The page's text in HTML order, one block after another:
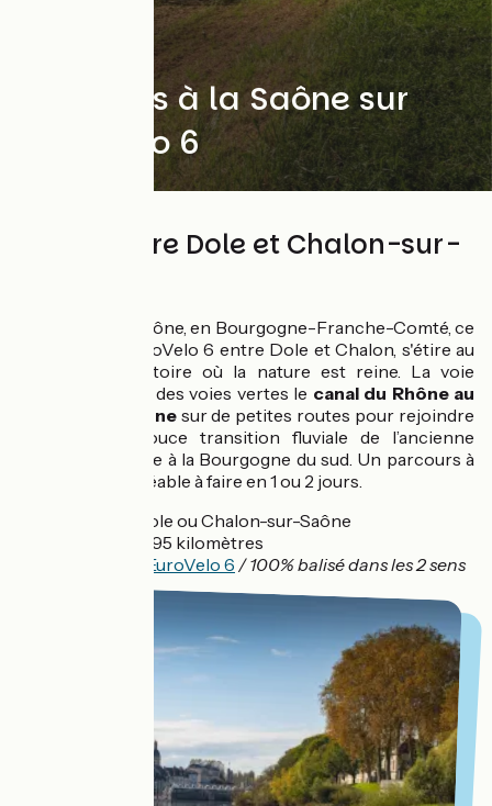
Du Doubs à la Saône sur
l'EuroVelo 6
95 km entre Dole et Chalon-sur-
Du Doubs à la Saône, en Bourgogne-Franche-Comté, ce
tronçon de l'EuroVelo 6 entre Dole et Chalon, s'étire au
cœur d'un territoire où la nature est reine. La voie
cyclable suit sur des voies vertes le canal du Rhône au
la Saônesur de petites routes pour rejoindre
Chalon. Une douce transition fluviale de l’ancienne
capitale comtoise à la Bourgogne du sud. Un parcours à
vélo facile et agréable à faire en 1 ou 2 jours.
Dole ou Chalon-sur-Saône
95 kilomètres
EuroVelo 6 / 100% balisé dans les 2 sens